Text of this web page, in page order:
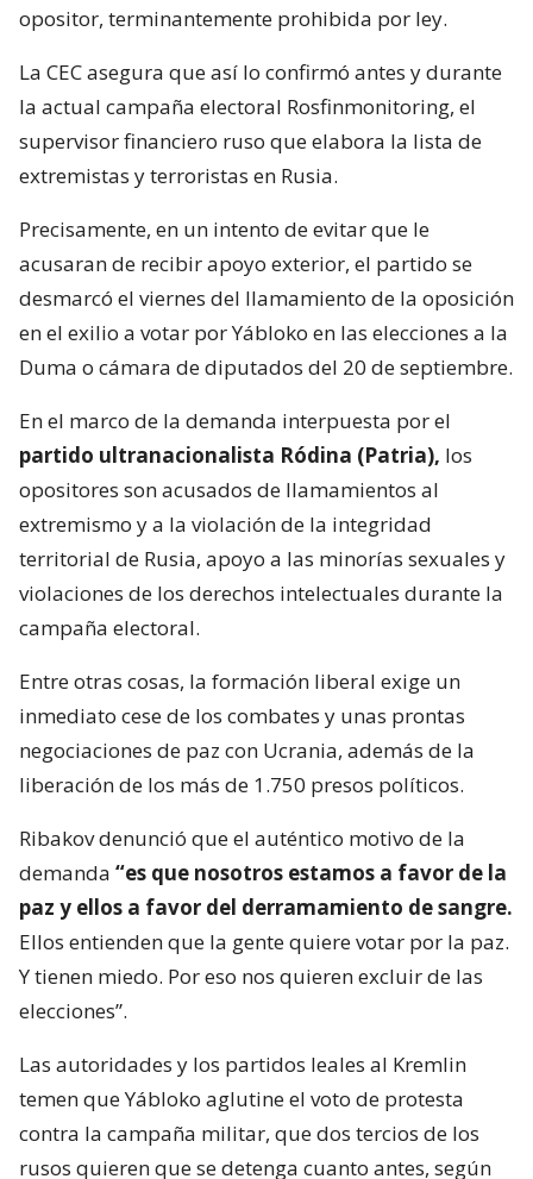
opositor, terminantemente prohibida por ley.
La CEC asegura que así lo confirmó antes y durante
la actual campaña electoral Rosfinmonitoring, el
supervisor financiero ruso que elabora la lista de
extremistas y terroristas en Rusia.
Precisamente, en un intento de evitar que le
acusaran de recibir apoyo exterior, el partido se
desmarcó el viernes del llamamiento de la oposición
en el exilio a votar por Yábloko en las elecciones a la
Duma o cámara de diputados del 20 de septiembre.
En el marco de la demanda interpuesta por el
partido ultranacionalista Ródina (Patria), los
opositores son acusados de llamamientos al
extremismo y a la violación de la integridad
territorial de Rusia, apoyo a las minorías sexuales y
violaciones de los derechos intelectuales durante la
campaña electoral.
Entre otras cosas, la formación liberal exige un
inmediato cese de los combates y unas prontas
negociaciones de paz con Ucrania, además de la
liberación de los más de 1.750 presos políticos.
Ribakov denunció que el auténtico motivo de la
demanda “es que nosotros estamos a favor de la
paz y ellos a favor del derramamiento de sangre.
Ellos entienden que la gente quiere votar por la paz.
Y tienen miedo. Por eso nos quieren excluir de las
elecciones”.
Las autoridades y los partidos leales al Kremlin
temen que Yábloko aglutine el voto de protesta
contra la campaña militar, que dos tercios de los
rusos quieren que se detenga cuanto antes, según